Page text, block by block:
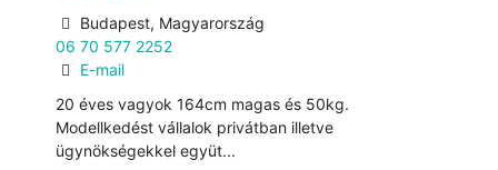
Budapest, Magyarország
06 70 577 2252
E-mail
20 éves vagyok 164cm magas és 50kg.
Modellkedést vállalok privátban illetve
ügynökségekkel együt...